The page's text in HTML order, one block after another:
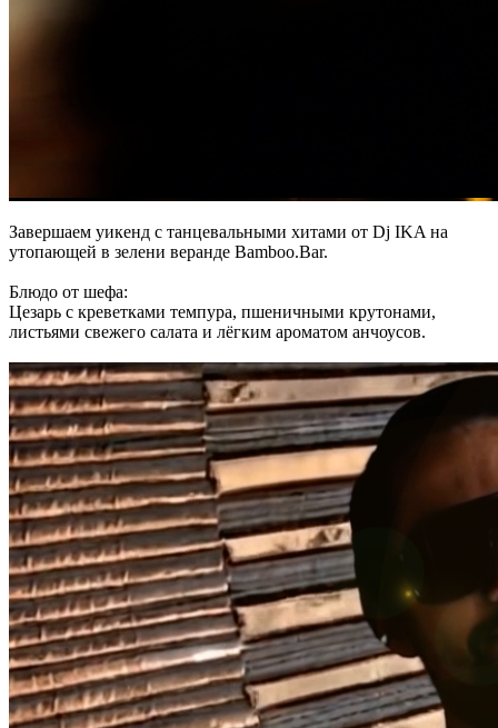
Завершаем уикенд с танцевальными хитами от Dj IKA на
утопающей в зелени веранде Bamboo.Bar.
Блюдо от шефа:
Цезарь с креветками темпура, пшеничными крутонами,
листьями свежего салата и лёгким ароматом анчоусов.